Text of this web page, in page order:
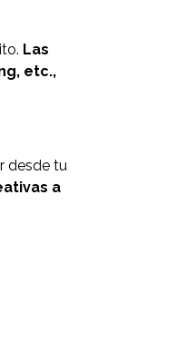
Las
etc.,
desde tu
a